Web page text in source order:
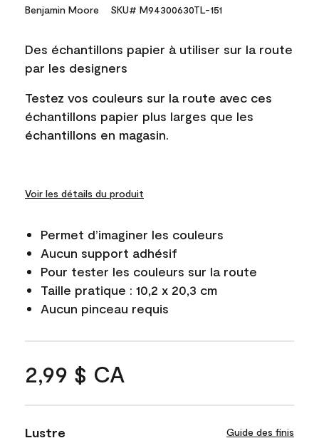
Benjamin Moore SKU# M94300630TL-151
Des échantillons papier à utiliser sur la route
par les designers
Testez vos couleurs sur la route avec ces
échantillons papier plus larges que les
échantillons en magasin.
Voir les détails du produit
Permet d’imaginer les couleurs
Aucun support adhésif
Pour tester les couleurs sur la route
Taille pratique : 10,2 x 20,3 cm
Aucun pinceau requis
2,99 $ CA
Lustre Guide des finis